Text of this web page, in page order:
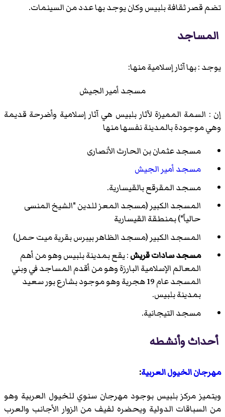
تضم قصر ثقافة بلبيس وكان يوجد بها عدد من السينمات.
المساجد
يوجد : بها آثار إسلامية منها:
مسجد أمير الجيش
إن : السمة المميزة لآثار بلبيس هي آثار إسلامية وأضرحة قديمة
وهي موجودة بالمدينة نفسها منها
مسجد عثمان بن الحارث الأنصارى
مسجد أمير الجيش
مسجد المقرقع بالقيسارية.
المسجد الكبير (مسجد المعز للدين "الشيخ المنسى
حالياً") بمنطقة القيسارية
المسجد الكبير (مسجد الظاهر بيبرس بقرية ميت حمل)
مسجد سادات قريش: يقع بمدينة بلبيس وهو من أهم
المعالم الإسلامية البارزة وهو من أقدم المساجد في وبني
المسجد عام 19 هجرية وهو موجود بشارع بور سعيد
بمدينة بلبيس.
مسجد التيجانية.
أحداث وأنشطه
مهرجان الخيول العربية:
ويتميز مركز بلبيس بوجود مهرجان سنوي للخيول العربية وهو
من السباقات الدولية ويحضره لفيف من الزوار الأجانب والعرب